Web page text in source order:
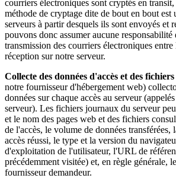
courriers électroniques sont cryptés en
méthode de cryptage dite de bout en bout est
serveurs à partir desquels ils sont envoyés et
pouvons donc assumer aucune
transmission des courriers électroniques
réception sur notre serveur.
Collecte des données d'accès et des
notre fournisseur d'hébergement web)
données sur chaque accès au serveur
serveur). Les fichiers journaux du serveur
et le nom des pages web et des fichiers
de l'accès, le volume de données
accès réussi, le type et la version du
d'exploitation de l'utilisateur, l'URL de
précédemment visitée) et, en règle générale,
fournisseur demandeur.